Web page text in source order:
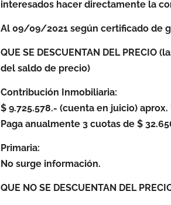
interesados hacer directamente la
Al 09/09/2021 según certificado de
QUE SE DESCUENTAN DEL
del saldo de precio)
Contribución Inmobiliaria:
$ 9.725.578.- (cuenta en juicio) aprox.
Paga anualmente 3 cuotas de $
Primaria:
No surge información.
QUE NO SE DESCUENTAN DEL